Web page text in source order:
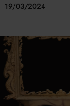
19/03/2024